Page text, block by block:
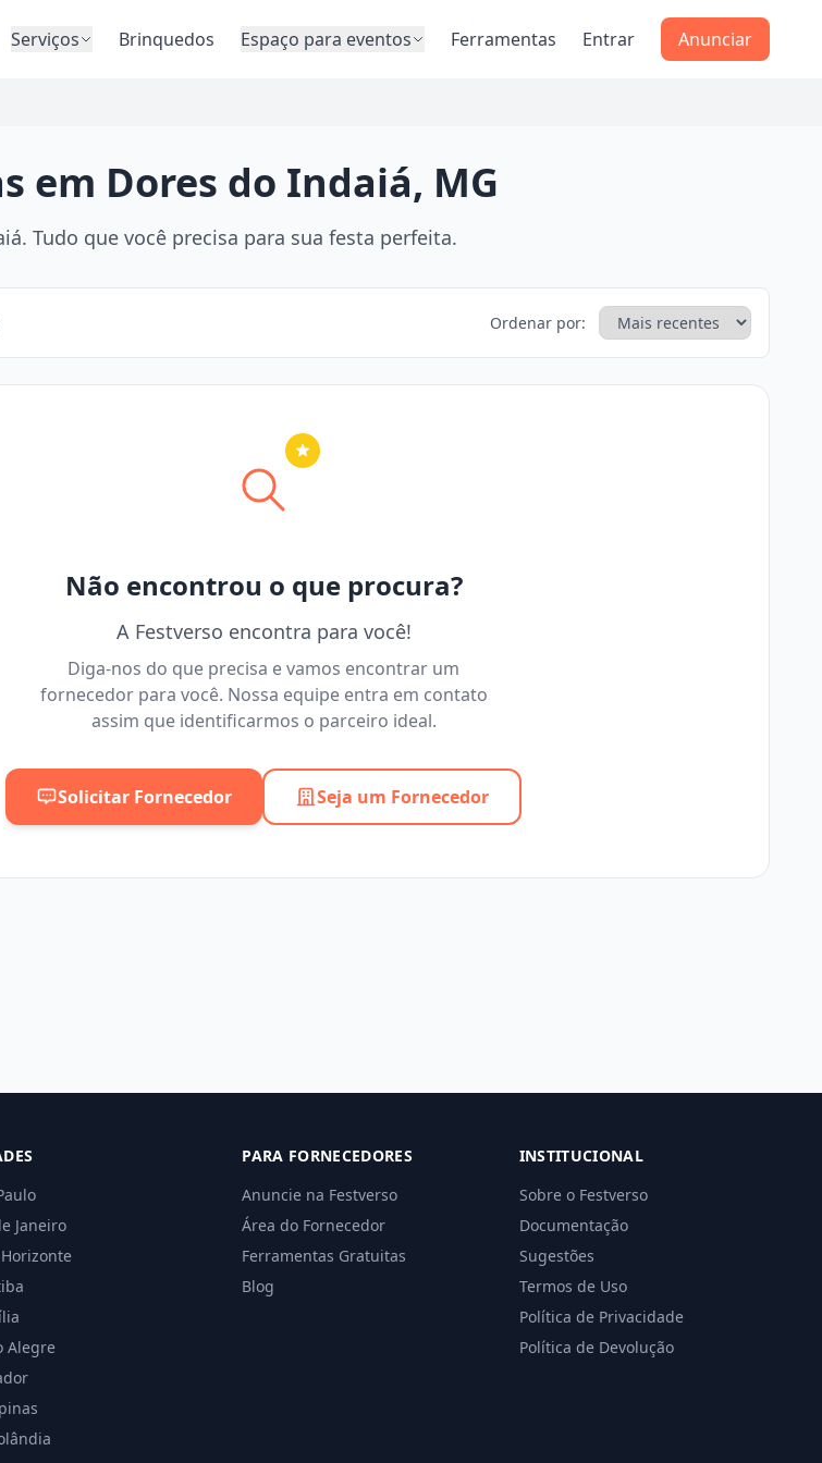
Serviços Brinquedos Espaço para eventos Ferramentas Entrar Anunciar
em Dores do Indaiá, MG
Tudo que você precisa para sua festa perfeita.
Ordenar por:
Não encontrou o que procura?
A Festverso encontra para você!
Diga-nos do que precisa e vamos encontrar um
fornecedor para você. Nossa equipe entra em contato
assim que identificarmos o parceiro ideal.
Solicitar Fornecedor Seja um Fornecedor
Janeiro
Alegre
PARA FORNECEDORES
Anuncie na Festverso
Área do Fornecedor
Ferramentas Gratuitas
Blog
INSTITUCIONAL
Sobre o Festverso
Documentação
Sugestões
Termos de Uso
Política de Privacidade
Política de Devolução